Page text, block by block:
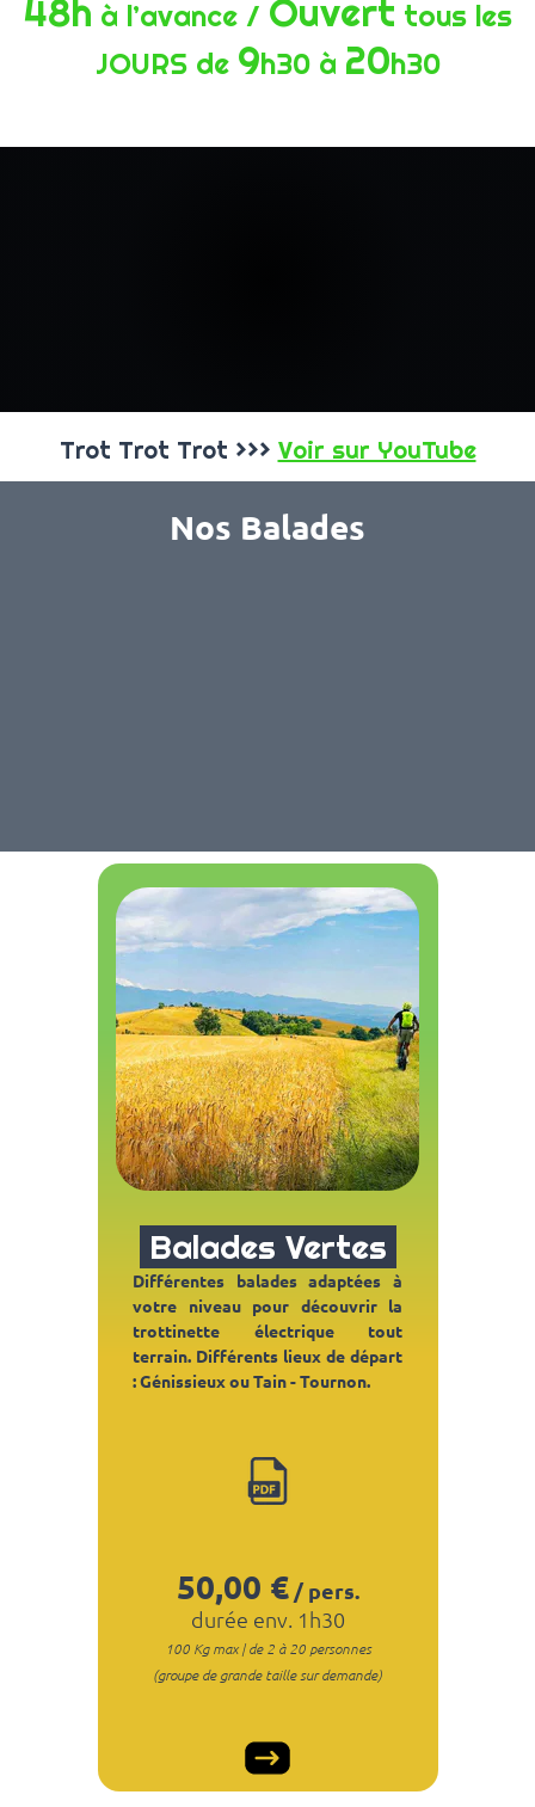
48h à l’avance / Ouvert tous les
JOURSde 9h30 à 20h30
Trot Trot Trot >>> Voir sur YouTube
Nos Balades
Balades Vertes
Différentes balades adaptées à
votre niveau pour découvrir la
trottinette électrique tout
terrain. Différents lieux de départ
: Génissieux ou Tain - Tournon.
50,00 € / pers.
durée env. 1h30
100 Kg max | de 2 à 20 personnes
(groupe de grande taille sur demande)